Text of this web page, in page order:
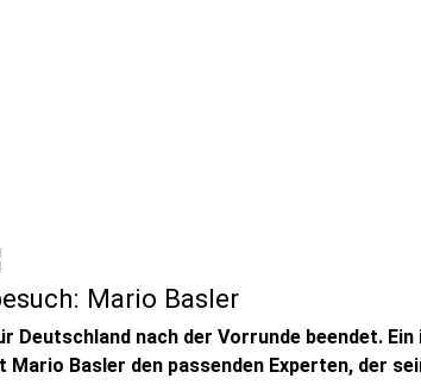
Mario Basler
Deutschland nach der Vorrunde beendet.
Mario Basler den passenden Experten, der